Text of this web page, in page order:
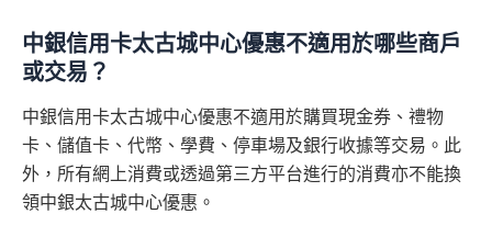
中銀信用卡太古城中心優惠不適用於哪些商戶
或交易？
中銀信用卡太古城中心優惠不適用於購買現金券、禮物
卡、儲值卡、代幣、學費、停車場及銀行收據等交易。此
外，所有網上消費或透過第三方平台進行的消費亦不能換
領中銀太古城中心優惠。